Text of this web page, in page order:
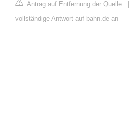
Antrag auf Entfernung der Quelle
vollständige Antwort auf bahn.de an